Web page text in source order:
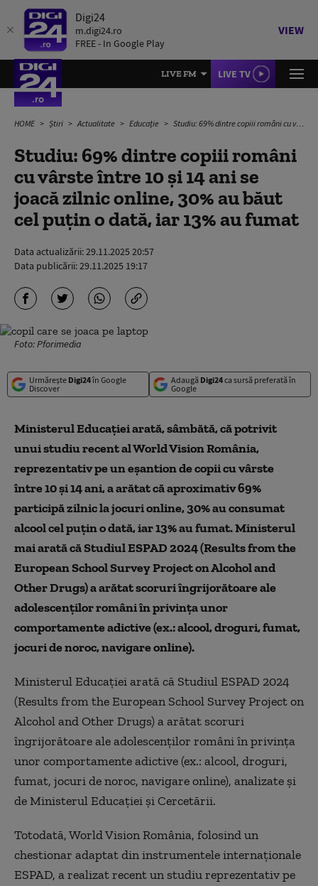
Digi24
m.digi24.ro
FREE - In Google Play
VIEW
LIVE FM LIVE TV
HOME Știri Actualitate Educație Studiu: 69% dintre copiii români cu vârste între 10 și 14 ani se joacă zilnic online, 30% au băut cel puţin o dată, iar 13% au fumat
Studiu: 69% dintre copiii români
cu vârste între 10 și 14 ani se
joacă zilnic online, 30% au băut
cel puţin o dată, iar 13% au fumat
Data actualizării:29.11.2025 20:57
Data publicării:29.11.2025 19:17
Foto: Pforimedia
Urmărește Digi24în Google
Discover
Adaugă Digi24ca sursă preferată în
Google
Ministerul Educaţiei arată, sâmbătă, că potrivit
unui studiu recent al World Vision România,
reprezentativ pe un eşantion de copii cu vârste
între 10 şi 14 ani, a arătat că aproximativ 69%
participă zilnic la jocuri online, 30% au consumat
alcool cel puţin o dată, iar 13% au fumat. Ministerul
mai arată că Studiul ESPAD 2024 (Results from the
European School Survey Project on Alcohol and
Other Drugs) a arătat scoruri îngrijorătoare ale
adolescenţilor români în privinţa unor
comportamente adictive (ex.: alcool, droguri, fumat,
jocuri de noroc, navigare online).
Ministerul Educaţiei arată că Studiul ESPAD 2024
(Results from the European School Survey Project on
Alcohol and Other Drugs) a arătat scoruri
îngrijorătoare ale adolescenţilor români în privinţa
unor comportamente adictive (ex.: alcool, droguri,
fumat, jocuri de noroc, navigare online), analizate şi
de Ministerul Educaţiei şi Cercetării.
Totodată, World Vision România, folosind un
chestionar adaptat din instrumentele internaţionale
ESPAD, a realizat recent un studiu reprezentativ pe